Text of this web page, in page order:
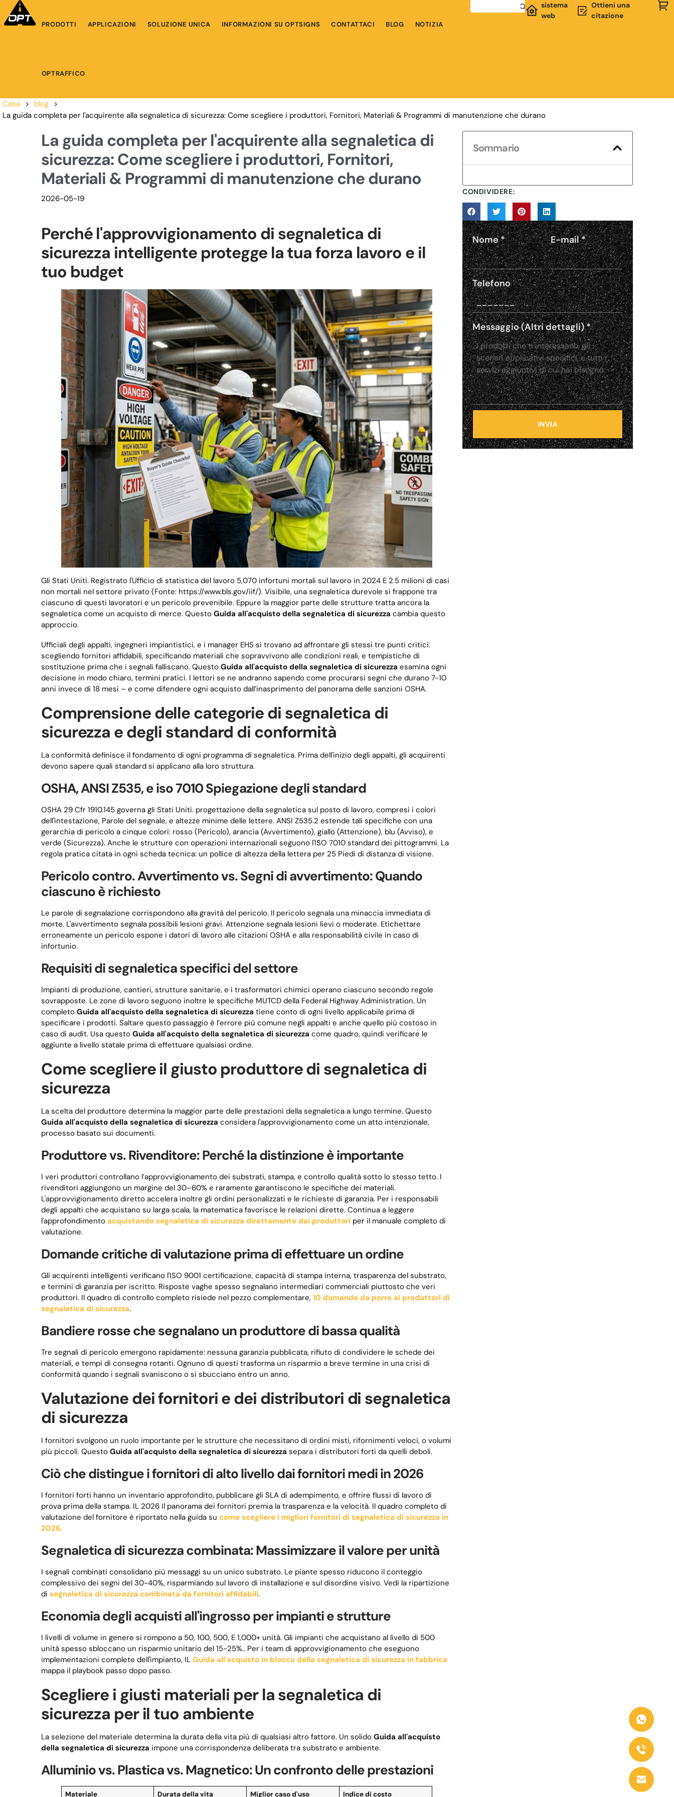
PRODOTTI APPLICAZIONI SOLUZIONE UNICA INFORMAZIONI SU OPTSIGNS CONTATTACI BLOG NOTIZIA
OPTRAFFICO
sistema
web
Ottieni una
citazione
Casa > blog >
La guida completa per l'acquirente alla segnaletica di sicurezza: Come scegliere i produttori, Fornitori, Materiali & Programmi di manutenzione che durano
La guida completa per l'acquirente alla segnaletica di
sicurezza: Come scegliere i produttori, Fornitori,
Materiali & Programmi di manutenzione che durano
2026-05-19
Perché l'approvvigionamento di segnaletica di
sicurezza intelligente protegge la tua forza lavoro e il
tuo budget
Gli Stati Uniti. Registrato l'Ufficio di statistica del lavoro 5,070 infortuni mortali sul lavoro in 2024 E 2.5 milioni di casi
non mortali nel settore privato (Fonte: https://www.bls.gov/iif/). Visibile, una segnaletica durevole si frappone tra
ciascuno di questi lavoratori e un pericolo prevenibile. Eppure la maggior parte delle strutture tratta ancora la
segnaletica come un acquisto di merce. Questo Guida all'acquisto della segnaletica di sicurezza cambia questo
approccio.
Ufficiali degli appalti, ingegneri impiantistici, e i manager EHS si trovano ad affrontare gli stessi tre punti critici:
scegliendo fornitori affidabili, specificando materiali che sopravvivono alle condizioni reali, e tempistiche di
sostituzione prima che i segnali falliscano. Questo Guida all'acquisto della segnaletica di sicurezza esamina ogni
decisione in modo chiaro, termini pratici. I lettori se ne andranno sapendo come procurarsi segni che durano 7-10
anni invece di 18 mesi – e come difendere ogni acquisto dall’inasprimento del panorama delle sanzioni OSHA.
Comprensione delle categorie di segnaletica di
sicurezza e degli standard di conformità
La conformità definisce il fondamento di ogni programma di segnaletica. Prima dell'inizio degli appalti, gli acquirenti
devono sapere quali standard si applicano alla loro struttura.
OSHA, ANSI Z535, e iso 7010 Spiegazione degli standard
OSHA 29 Cfr 1910.145 governa gli Stati Uniti. progettazione della segnaletica sul posto di lavoro, compresi i colori
dell'intestazione, Parole del segnale, e altezze minime delle lettere. ANSI Z535.2 estende tali specifiche con una
gerarchia di pericolo a cinque colori: rosso (Pericolo), arancia (Avvertimento), giallo (Attenzione), blu (Avviso), e
verde (Sicurezza). Anche le strutture con operazioni internazionali seguono l'ISO 7010 standard dei pittogrammi. La
regola pratica citata in ogni scheda tecnica: un pollice di altezza della lettera per 25 Piedi di distanza di visione.
Pericolo contro. Avvertimento vs. Segni di avvertimento: Quando
ciascuno è richiesto
Le parole di segnalazione corrispondono alla gravità del pericolo. Il pericolo segnala una minaccia immediata di
morte. L'avvertimento segnala possibili lesioni gravi. Attenzione segnala lesioni lievi o moderate. Etichettare
erroneamente un pericolo espone i datori di lavoro alle citazioni OSHA e alla responsabilità civile in caso di
infortunio.
Requisiti di segnaletica specifici del settore
Impianti di produzione, cantieri, strutture sanitarie, e i trasformatori chimici operano ciascuno secondo regole
sovrapposte. Le zone di lavoro seguono inoltre le specifiche MUTCD della Federal Highway Administration. Un
completo Guida all'acquisto della segnaletica di sicurezza tiene conto di ogni livello applicabile prima di
specificare i prodotti. Saltare questo passaggio è l’errore più comune negli appalti e anche quello più costoso in
caso di audit. Usa questo Guida all'acquisto della segnaletica di sicurezza come quadro, quindi verificare le
aggiunte a livello statale prima di effettuare qualsiasi ordine.
Come scegliere il giusto produttore di segnaletica di
sicurezza
La scelta del produttore determina la maggior parte delle prestazioni della segnaletica a lungo termine. Questo
Guida all'acquisto della segnaletica di sicurezza considera l'approvvigionamento come un atto intenzionale,
processo basato sui documenti.
Produttore vs. Rivenditore: Perché la distinzione è importante
I veri produttori controllano l’approvvigionamento dei substrati, stampa, e controllo qualità sotto lo stesso tetto. I
rivenditori aggiungono un margine del 30–60% e raramente garantiscono le specifiche dei materiali.
L'approvvigionamento diretto accelera inoltre gli ordini personalizzati e le richieste di garanzia. Per i responsabili
degli appalti che acquistano su larga scala, la matematica favorisce le relazioni dirette. Continua a leggere
l'approfondimento acquistando segnaletica di sicurezza direttamente dai produttori per il manuale completo di
valutazione.
Domande critiche di valutazione prima di effettuare un ordine
Gli acquirenti intelligenti verificano l'ISO 9001 certificazione, capacità di stampa interna, trasparenza del substrato,
e termini di garanzia per iscritto. Risposte vaghe spesso segnalano intermediari commerciali piuttosto che veri
produttori. Il quadro di controllo completo risiede nel pezzo complementare, 10 domande da porre ai produttori di
segnaletica di sicurezza.
Bandiere rosse che segnalano un produttore di bassa qualità
Tre segnali di pericolo emergono rapidamente: nessuna garanzia pubblicata, rifiuto di condividere le schede dei
materiali, e tempi di consegna rotanti. Ognuno di questi trasforma un risparmio a breve termine in una crisi di
conformità quando i segnali svaniscono o si sbucciano entro un anno.
Valutazione dei fornitori e dei distributori di segnaletica
di sicurezza
I fornitori svolgono un ruolo importante per le strutture che necessitano di ordini misti, rifornimenti veloci, o volumi
più piccoli. Questo Guida all'acquisto della segnaletica di sicurezza separa i distributori forti da quelli deboli.
Ciò che distingue i fornitori di alto livello dai fornitori medi in 2026
I fornitori forti hanno un inventario approfondito, pubblicare gli SLA di adempimento, e offrire flussi di lavoro di
prova prima della stampa. IL 2026 Il panorama dei fornitori premia la trasparenza e la velocità. Il quadro completo di
valutazione del fornitore è riportato nella guida su come scegliere i migliori fornitori di segnaletica di sicurezza in
2026.
Segnaletica di sicurezza combinata: Massimizzare il valore per unità
I segnali combinati consolidano più messaggi su un unico substrato. Le piante spesso riducono il conteggio
complessivo dei segni del 30-40%, risparmiando sul lavoro di installazione e sul disordine visivo. Vedi la ripartizione
di segnaletica di sicurezza combinata da fornitori affidabili.
Economia degli acquisti all'ingrosso per impianti e strutture
I livelli di volume in genere si rompono a 50, 100, 500, E 1,000+ unità. Gli impianti che acquistano al livello di 500
unità spesso sbloccano un risparmio unitario del 15-25%.. Per i team di approvvigionamento che eseguono
implementazioni complete dell'impianto, IL Guida all'acquisto in blocco della segnaletica di sicurezza in fabbrica
mappa il playbook passo dopo passo.
Scegliere i giusti materiali per la segnaletica di
sicurezza per il tuo ambiente
La selezione del materiale determina la durata della vita più di qualsiasi altro fattore. Un solido Guida all'acquisto
della segnaletica di sicurezza impone una corrispondenza deliberata tra substrato e ambiente.
Alluminio vs. Plastica vs. Magnetico: Un confronto delle prestazioni
Materiale Durata della vita Miglior caso d'uso Indice di costo
Sommario
CONDIVIDERE:
Nome* E-mail *
Telefono
Messaggio (Altri dettagli)*
INVIA